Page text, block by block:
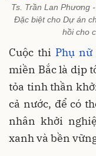
Ts. Trần Lan Phương
Đặc biệt cho Dự án
hồi cho
Cuộc thi Phụ
miền Bắc là dịp
tỏa tinh thần
cả nước, để có
nhân khởi
xanh và bền